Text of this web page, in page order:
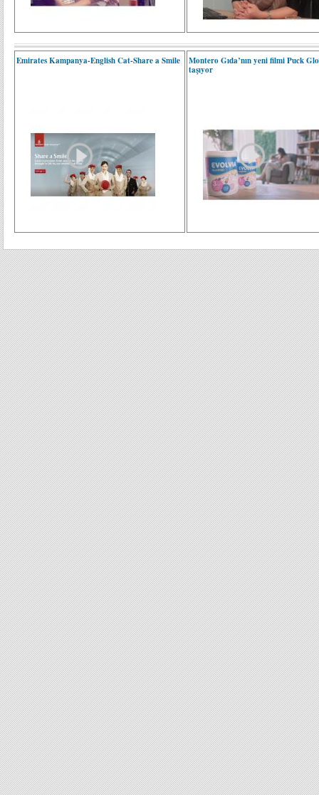
Emirates Kampanya-English Cat-Share a Smile
Montero Gıda’nın yeni filmi Puck
taşıyor